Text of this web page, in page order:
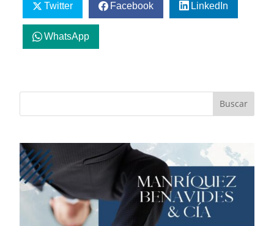
Twitter Facebook LinkedIn
WhatsApp